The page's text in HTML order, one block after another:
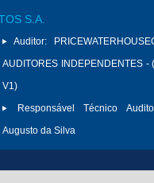
S.A.
Auditor:
AUDITORES INDEPENDENTES -
V1)
Responsável Técnico
Augusto da Silva